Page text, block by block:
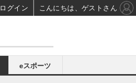
eスポーツ
ログイン こんにちは、ゲストさん